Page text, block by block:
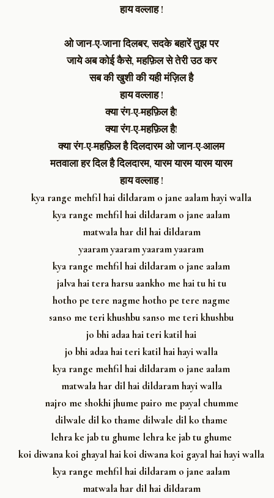
हाय वल्लाह !
ओ जान-ए-जाना दिलबर, सदके बहारें तुझ पर
जाये अब कोई कैसे, महफ़िल से तेरी उठ कर
सब की खुशी की यही मंज़िल है
हाय वल्लाह !
क्या रंग-ए-महफ़िल है!
क्या रंग-ए-महफ़िल है!
क्या रंग-ए-महफ़िल है दिलदारम ओ जान-ए-आलम
मतवाला हर दिल है दिलदारम, यारम यारम यारम यारम
हाय वल्लाह !
kya range mehfil hai dildaram o jane aalam hayi walla
kya range mehfil hai dildaram o jane aalam
matwala har dil hai dildaram
yaaram yaaram yaaram yaaram
kya range mehfil hai dildaram o jane aalam
jalva hai tera harsu aankho me hai tu hi tu
hotho pe tere nagme hotho pe tere nagme
sanso me teri khushbu sanso me teri khushbu
jo bhi adaa hai teri katil hai
jo bhi adaa hai teri katil hai hayi walla
kya range mehfil hai dildaram o jane aalam
matwala har dil hai dildaram hayi walla
najro me shokhi jhume pairo me payal chumme
dilwale dil ko thame dilwale dil ko thame
lehra ke jab tu ghume lehra ke jab tu ghume
koi diwana koi ghayal hai koi diwana koi gayal hai hayi walla
kya range mehfil hai dildaram o jane aalam
matwala har dil hai dildaram